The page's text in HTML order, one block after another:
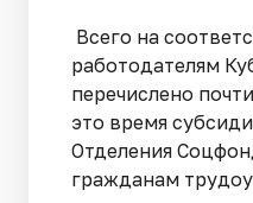
Всего на
работодателям
перечислено
это время
Отделения
гражданам